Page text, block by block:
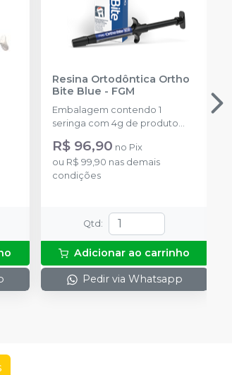
Resina Ortodôntica Ortho
Bite Blue - FGM
Embalagem contendo 1
seringa com 4g de produto
R$ 96,90 no Pix
ou R$ 99,90 nas demais
condições
Qtd :
Adicionar ao carrinho
Pedir via Whatsapp